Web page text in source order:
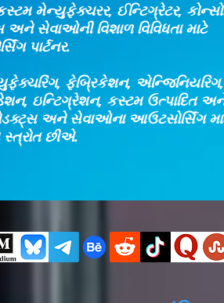
મેન્યુફેક્ચરર, ઈન્ટિગ્રેટર,
અને સેવાઓની વિશાળ વિવિધતા માટે
પાર્ટનર.
ફેબ્રિકેશન, એન્જિનિયરિંગ,
ઇન્ટિગ્રેશન, કસ્ટમ ઉત્પાદિત
અને સેવાઓના આઉટસોર્સિંગ
સ્ત્રોત છીએ.